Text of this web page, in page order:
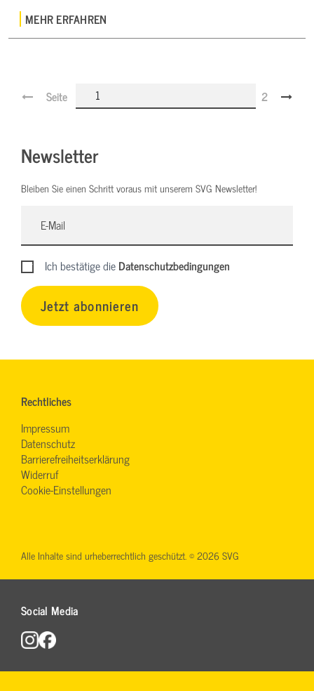
MEHR ERFAHREN
Seite 2
Newsletter
Bleiben Sie einen Schritt voraus mit unserem SVG Newsletter!
Ich bestätige dieDatenschutzbedingungen
Jetzt abonnieren
Rechtliches
Impressum
Datenschutz
Barrierefreiheitserklärung
Widerruf
Cookie-Einstellungen
Social Media
Alle Inhalte sind urheberrechtlich geschützt. © 2026 SVG